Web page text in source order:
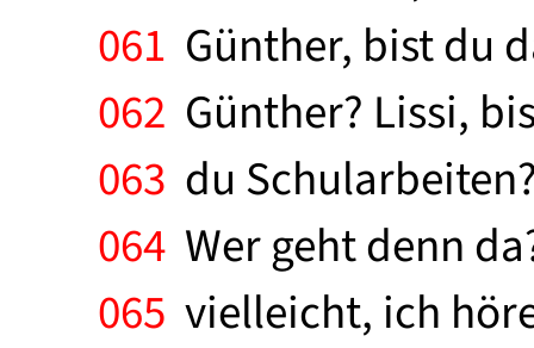
061 Günther, bist du
062 Günther? Lissi,
063 du
064 Wer geht denn
065 vielleicht, ich